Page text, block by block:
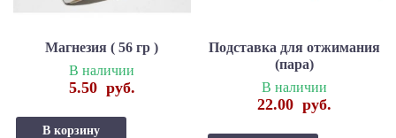
Магнезия ( 56 гр )
В наличии
5.50 руб.
В корзину
Подставка для отжимания
(пара)
В наличии
22.00 руб.